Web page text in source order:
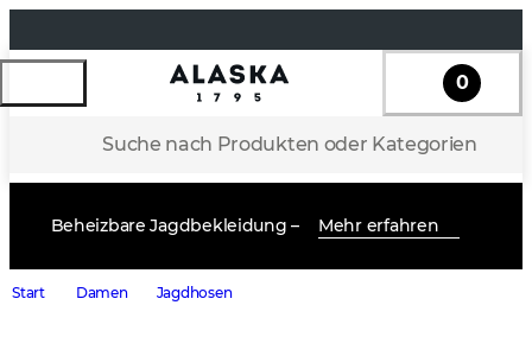
Suche nach Produkten oder Kategorien
0
Beheizbare Jagdbekleidung – Mehr erfahren
Start Damen Jagdhosen